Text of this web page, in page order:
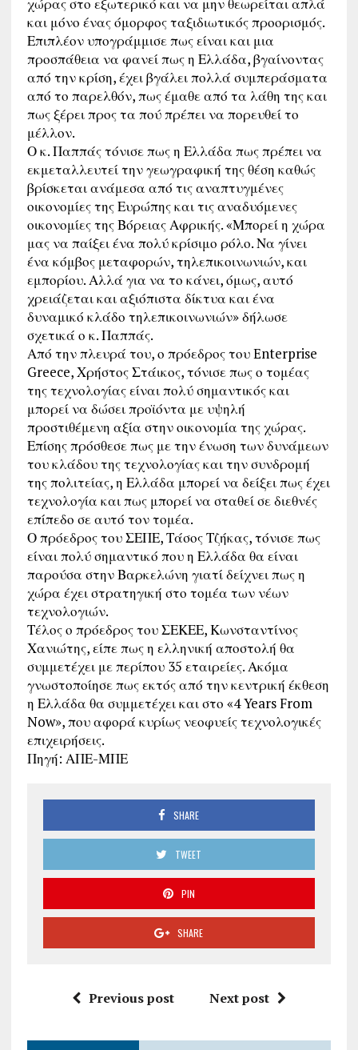
και μόνο ένας όμορφος ταξιδιωτικός προορισμός.
Επιπλέον υπογράμμισε πως είναι και μια
προσπάθεια να φανεί πως η Ελλάδα, βγαίνοντας
από την κρίση, έχει βγάλει πολλά συμπεράσματα
από το παρελθόν, πως έμαθε από τα λάθη της και
πως ξέρει προς τα πού πρέπει να πορευθεί το
μέλλον.
Ο κ. Παππάς τόνισε πως η Ελλάδα πως πρέπει να
εκμεταλλευτεί την γεωγραφική της θέση καθώς
βρίσκεται ανάμεσα από τις αναπτυγμένες
οικονομίες της Ευρώπης και τις αναδυόμενες
οικονομίες της Βόρειας Αφρικής. «Μπορεί η χώρα
μας να παίξει ένα πολύ κρίσιμο ρόλο. Να γίνει
ένα κόμβος μεταφορών, τηλεπικοινωνιών, και
εμπορίου. Αλλά για να το κάνει, όμως, αυτό
χρειάζεται και αξιόπιστα δίκτυα και ένα
δυναμικό κλάδο τηλεπικοινωνιών» δήλωσε
σχετικά ο κ. Παππάς.
Από την πλευρά του, ο πρόεδρος του Enterprise
Greece, Χρήστος Στάικος, τόνισε πως ο τομέας
της τεχνολογίας είναι πολύ σημαντικός και
μπορεί να δώσει προϊόντα με υψηλή
προστιθέμενη αξία στην οικονομία της χώρας.
Επίσης πρόσθεσε πως με την ένωση των δυνάμεων
του κλάδου της τεχνολογίας και την συνδρομή
της πολιτείας, η Ελλάδα μπορεί να δείξει πως έχει
τεχνολογία και πως μπορεί να σταθεί σε διεθνές
επίπεδο σε αυτό τον τομέα.
Ο πρόεδρος του ΣΕΠΕ, Τάσος Τζήκας, τόνισε πως
είναι πολύ σημαντικό που η Ελλάδα θα είναι
παρούσα στην Βαρκελώνη γιατί δείχνει πως η
χώρα έχει στρατηγική στο τομέα των νέων
τεχνολογιών.
Τέλος ο πρόεδρος του ΣΕΚΕΕ, Κωνσταντίνος
Χανιώτης, είπε πως η ελληνική αποστολή θα
συμμετέχει με περίπου 35 εταιρείες. Ακόμα
γνωστοποίησε πως εκτός από την κεντρική έκθεση
η Ελλάδα θα συμμετέχει και στο «4 Years From
Now», που αφορά κυρίως νεοφυείς τεχνολογικές
επιχειρήσεις.
Πηγή: ΑΠΕ-ΜΠΕ
SHARE
TWEET
PIN
SHARE
Previous post Next post